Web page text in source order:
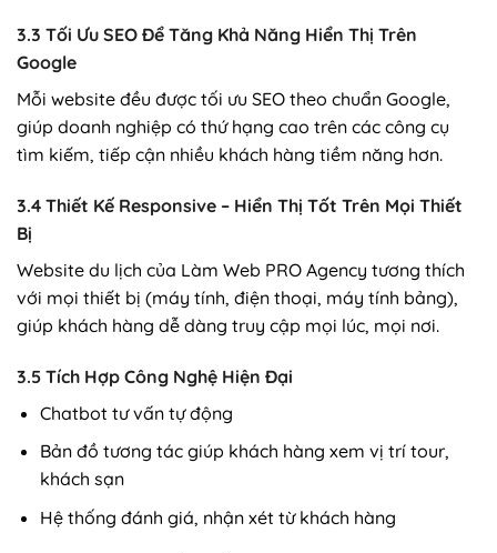
3.3 Tối Ưu SEO Để Tăng Khả Năng Hiển Thị Trên
Google
Mỗi website đều được tối ưu SEO theo chuẩn Google,
giúp doanh nghiệp có thứ hạng cao trên các công cụ
tìm kiếm, tiếp cận nhiều khách hàng tiềm năng hơn.
3.4 Thiết Kế Responsive – Hiển Thị Tốt Trên Mọi Thiết
Bị
Website du lịch của Làm Web PRO Agency tương thích
với mọi thiết bị (máy tính, điện thoại, máy tính bảng),
giúp khách hàng dễ dàng truy cập mọi lúc, mọi nơi.
3.5 Tích Hợp Công Nghệ Hiện Đại
Chatbot tư vấn tự động
Bản đồ tương tác giúp khách hàng xem vị trí tour,
khách sạn
Hệ thống đánh giá, nhận xét từ khách hàng